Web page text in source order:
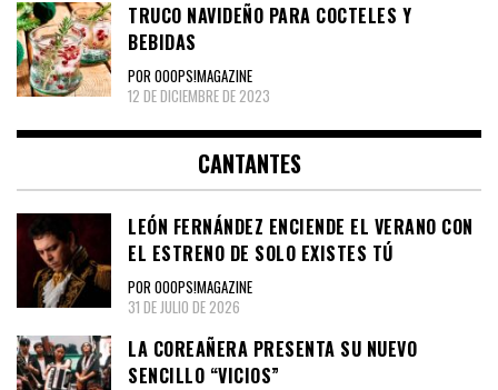
TRUCO NAVIDEÑO PARA COCTELES Y
BEBIDAS
POR OOOPS!MAGAZINE
12 DE DICIEMBRE DE 2023
CANTANTES
LEÓN FERNÁNDEZ ENCIENDE EL VERANO CON
EL ESTRENO DE SOLO EXISTES TÚ
POR OOOPS!MAGAZINE
31 DE JULIO DE 2026
LA COREAÑERA PRESENTA SU NUEVO
SENCILLO “VICIOS”